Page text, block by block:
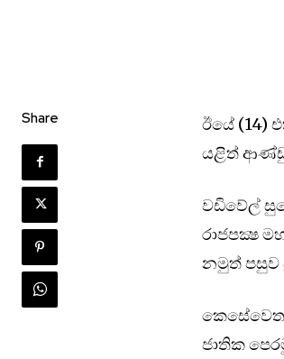
Share
ඊයේ (14)
යළිත්
වඩිවේල්
රාජපක්‍ෂ
නමුත් පසුව
ජාතික